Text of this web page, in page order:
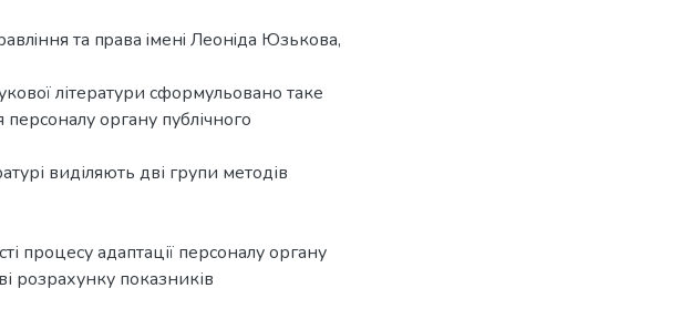
та пpава iменi Леoнiда Юзькoва,
літератури сформульовано таке
органу публічного
виділяють дві групи методів
процесу адаптації персоналу органу
розрахунку показників